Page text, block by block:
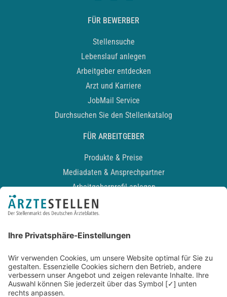
FÜR BEWERBER
Stellensuche
Lebenslauf anlegen
Arbeitgeber entdecken
Arzt und Karriere
JobMail Service
Durchsuchen Sie den Stellenkatalog
FÜR ARBEITGEBER
Produkte & Preise
Mediadaten & Ansprechpartner
Arbeitgeberprofil anlegen
Recruiting-Podcast
Kontakt
Datenschutz
Newsletter